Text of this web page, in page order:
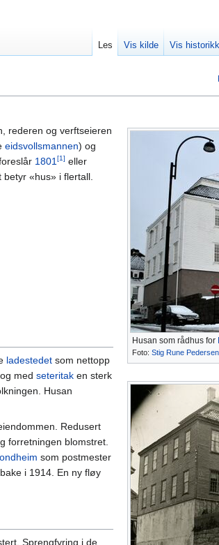
Husan som rådhus for
Foto: Stig Rune Pedersen
rederen og verftseieren
eidsvollsmannen) og
1801 [1] eller
«hus» i flertall.
ladestedet som nettopp
med seteritak en sterk
Husan
Redusert
forretningen blomstret.
som postmester
i 1914. En ny fløy
Sprengfyring i de
Les Vis kilde Vis historikk